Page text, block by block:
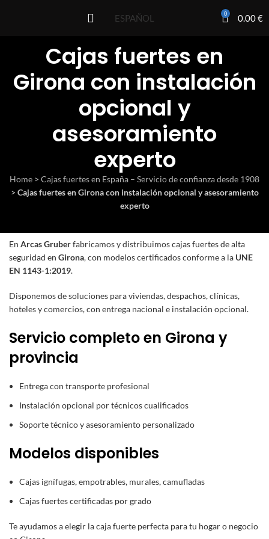
ESPAÑOL 0 0.00€
Cajas fuertes en
Girona con instalación
opcional y
asesoramiento
experto
Home > Cajas fuertes en España – Servicio de confianza desde 1908
> Cajas fuertes en Girona con instalación opcional y asesoramiento
experto
En Arcas Gruberfabricamos y distribuimoscajas fuertes de alta
seguridad en Girona, con modelos certificados conforme a la UNE
EN 1143-1:2019.
Disponemos de soluciones para viviendas, despachos, clínicas,
hoteles y comercios, con entrega nacional e instalación opcional.
Servicio completo en Girona y
provincia
Entrega con transporte profesional
Instalación opcional por técnicos cualificados
Soporte técnico y asesoramiento personalizado
Modelos disponibles
Cajas ignífugas, empotrables, murales, camufladas
Cajas fuertes certificadas por grado
Te ayudamos a elegir la caja fuerte perfecta para tu hogar o negocio